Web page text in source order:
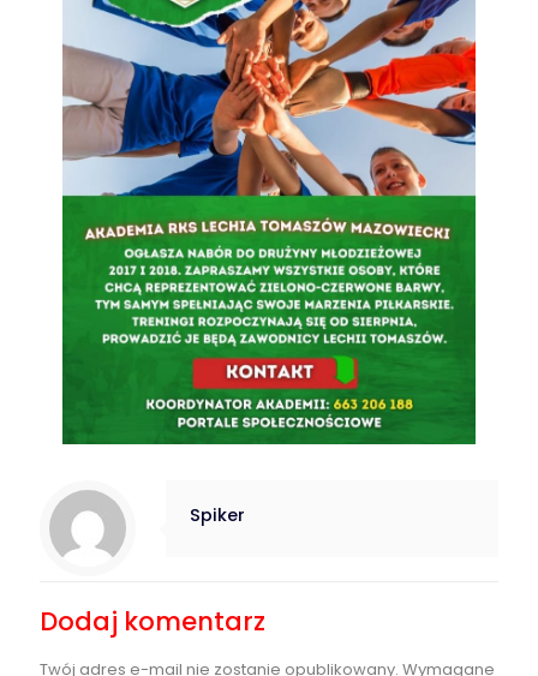
Spiker
Dodaj komentarz
Twój adres e-mail nie zostanie opublikowany. Wymagane